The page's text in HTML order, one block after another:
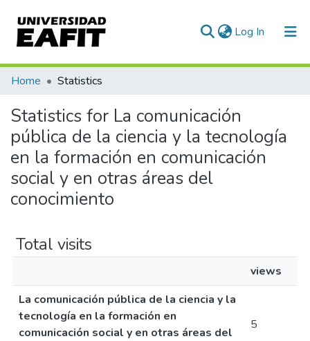
Log In (current)
Communities & Collections
All of DSpace
Home Statistics
Statistics for La comunicación
pública de la ciencia y la tecnología
en la formación en comunicación
social y en otras áreas del
conocimiento
Total visits
views
La comunicación pública de la ciencia y la
tecnología en la formación en
comunicación social y en otras áreas del
5